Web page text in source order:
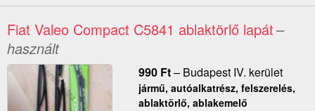
Fiat Valeo Compact C5841 ablaktörlő lapát–
használt
990 Ft– Budapest IV. kerület
jármű, autóalkatrész, felszerelés,
ablaktörlő, ablakemelő